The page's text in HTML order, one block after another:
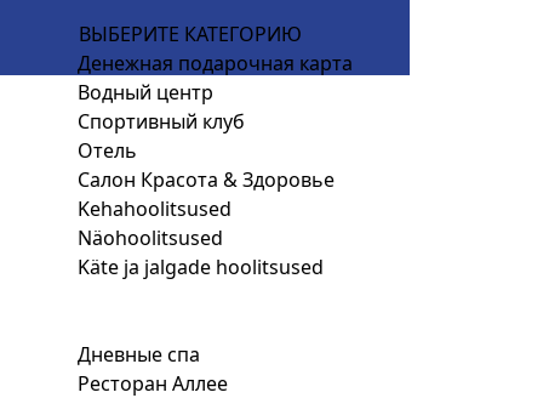
ВЫБЕРИТЕ КАТЕГОРИЮ
Денежная подарочная карта
Водный центр
Спортивный клуб
Отель
Салон Красота & Здоровье
Kehahoolitsused
Näohoolitsused
Käte ja jalgade hoolitsused
Дневные спа
Ресторан Аллее